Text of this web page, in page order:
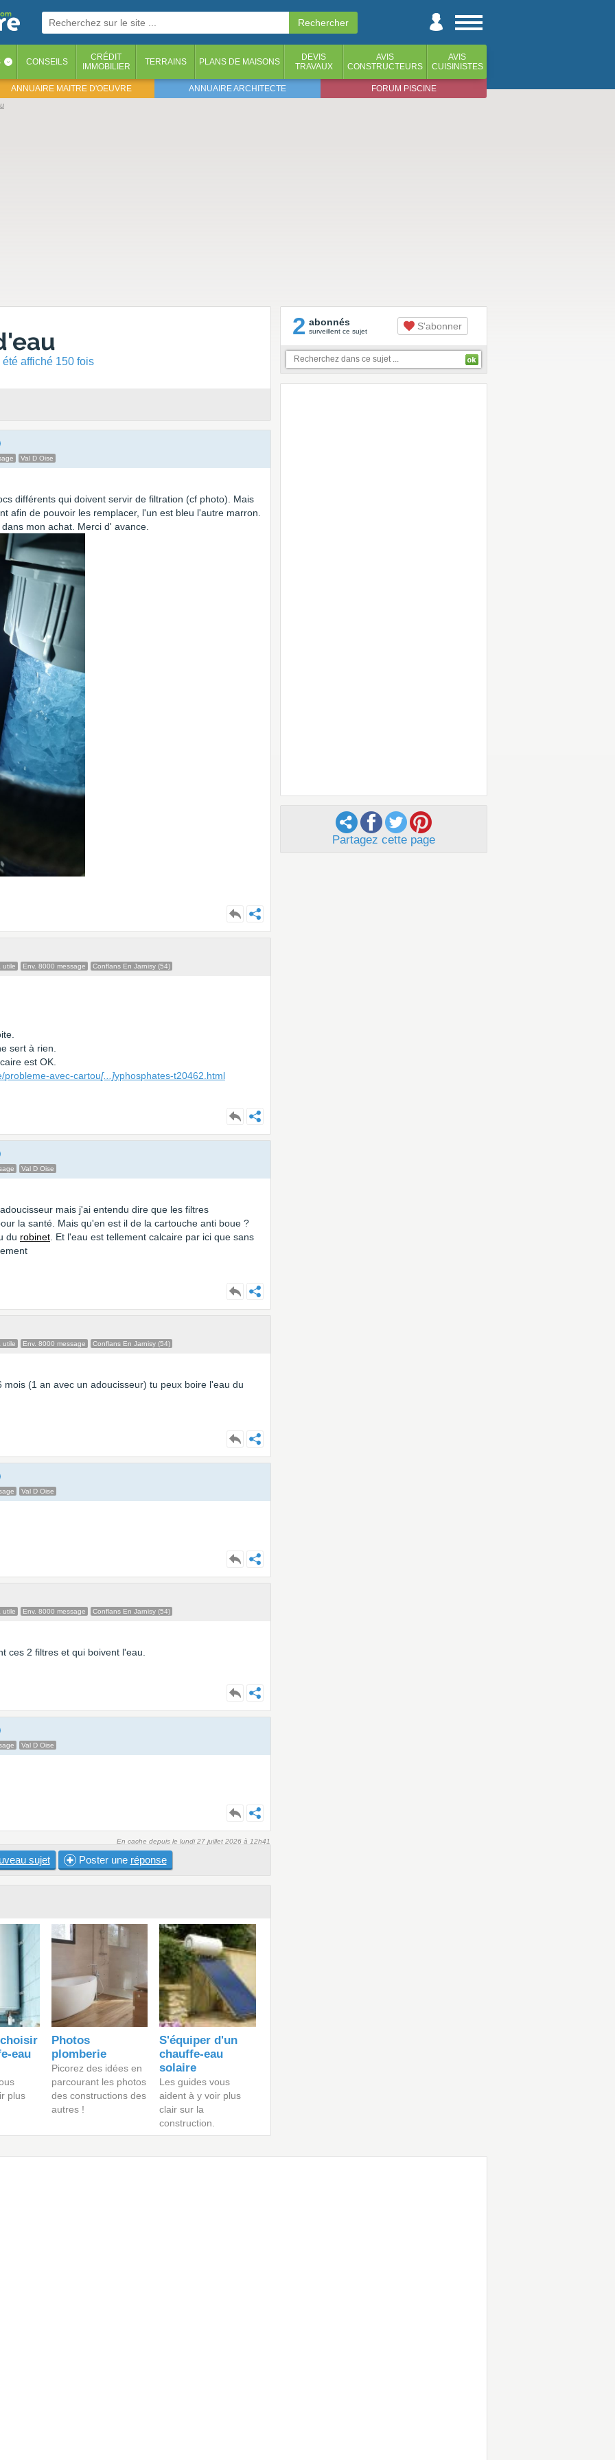
‹ CONSEILS
CRÉDIT
IMMOBILIER
TERRAINS PLANS DE MAISONS
DEVIS
TRAVAUX
AVIS
CONSTRUCTEURS
AVIS
CUISINISTES
ANNUAIRE MAITRE D'OEUVRE ANNUAIRE ARCHITECTE FORUM PISCINE
affiché 150 fois
Val D Oise
différents qui doivent servir de filtration (cf photo). Mais
afin de pouvoir les remplacer, l'un est bleu l'autre marron.
mon achat. Merci d' avance.
utile Env. 8000 message Conflans En Jarnisy (54)
sert à rien.
est OK.
probleme-avec-cartou[...]yphosphates-t20462.html
Val D Oise
mais j'ai entendu dire que les filtres
la santé. Mais qu'en est il de la cartouche anti boue ?
du robinet . Et l'eau est tellement calcaire par ici que sans
utile Env. 8000 message Conflans En Jarnisy (54)
(1 an avec un adoucisseur) tu peux boire l'eau du
Val D Oise
utile Env. 8000 message Conflans En Jarnisy (54)
ces 2 filtres et qui boivent l'eau.
Val D Oise
En cache depuis le lundi 27 juillet 2026 à 12h41
sujet Poster une réponse
eau
plus
Photos
plomberie
Picorez des idées en
parcourant les photos
des constructions des
autres !
S'équiper d'un
chauffe-eau
solaire
Les guides vous
aident à y voir plus
clair sur la
construction.
2 abonnés
surveillent ce sujet S'abonner
Partagez cette page